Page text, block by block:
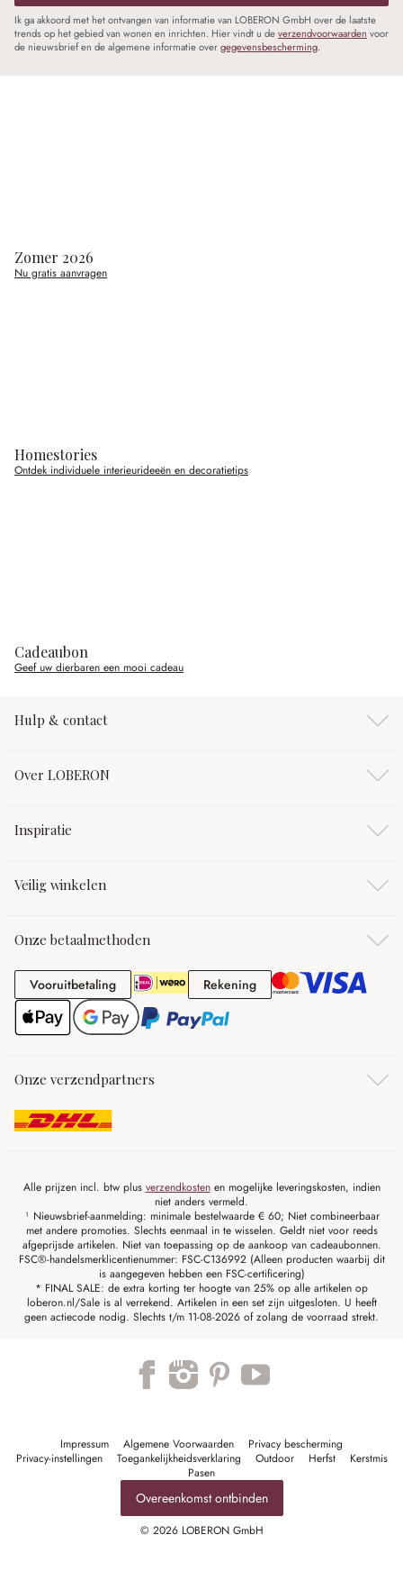
Ik ga akkoord met het ontvangen van informatie van LOBERON GmbH over de laatste
trends op het gebied van wonen en inrichten. Hier vindt u deverzendvoorwaarden voor
de nieuwsbrief en de algemene informatie overgegevensbescherming.
Zomer 2026
Nu gratis aanvragen
Homestories
Ontdek individuele interieurideeën en decoratietips
Cadeaubon
Geef uw dierbaren een mooi cadeau
Hulp & contact
Over LOBERON
Inspiratie
Veilig winkelen
Onze betaalmethoden
VooruitbetalingVooruitbetaling RekeningRekening
Onze verzendpartners
Alle prijzen incl. btw plus verzendkostenen mogelijke leveringskosten, indien
niet anders vermeld.
¹ Nieuwsbrief-aanmelding: minimale bestelwaarde € 60; Niet combineerbaar
met andere promoties. Slechts eenmaal in te wisselen. Geldt niet voor reeds
afgeprijsde artikelen. Niet van toepassing op de aankoop van cadeaubonnen.
FSC®-handelsmerklicentienummer: FSC-C136992 (Alleen producten waarbij dit
is aangegeven hebben een FSC-certificering)
* FINAL SALE: de extra korting ter hoogte van 25% op alle artikelen op
loberon.nl/Sale is al verrekend. Artikelen in een set zijn uitgesloten. U heeft
geen actiecode nodig. Slechts t/m 11-08-2026 of zolang de voorraad strekt.
Impressum Algemene Voorwaarden
Privacy bescherming
Privacy-instellingen
Toegankelijkheidsverklaring Outdoor Herfst
Kerstmis
Pasen
Overeenkomst ontbinden
© 2026 LOBERON GmbH